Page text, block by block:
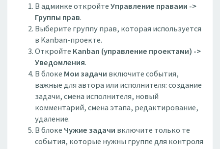
В админке откройтеУправление правами ->
Группы прав.
Выберите группу прав, которая используется
в Kanban-проекте.
Откройте Kanban (управление проектами) ->
Уведомления.
В блоке Мои задачи включите события,
важные для автора или исполнителя: создание
задачи, смена исполнителя, новый
комментарий, смена этапа, редактирование,
удаление.
В блоке Чужие задачи включите только те
события, которые нужны группе для контроля